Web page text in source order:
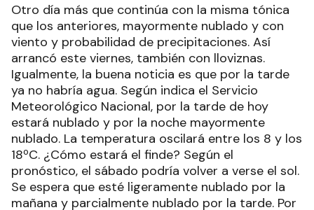
Otro día más que continúa con la misma tónica
que los anteriores, mayormente nublado y con
viento y probabilidad de precipitaciones. Así
arrancó este viernes, también con lloviznas.
Igualmente, la buena noticia es que por la tarde
ya no habría agua. Según indica el Servicio
Meteorológico Nacional, por la tarde de hoy
estará nublado y por la noche mayormente
nublado. La temperatura oscilará entre los 8 y los
18ºC. ¿Cómo estará el finde? Según el
pronóstico, el sábado podría volver a verse el sol.
Se espera que esté ligeramente nublado por la
mañana y parcialmente nublado por la tarde. Por